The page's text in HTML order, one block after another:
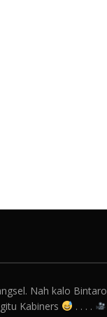
Nah kalo Bintaro
Kabiners
. . . .